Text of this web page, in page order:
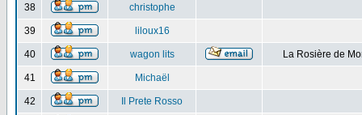
38 christophe
39 liloux16
40 wagon lits La Rosière de
41 Michaël
42 Il Prete Rosso